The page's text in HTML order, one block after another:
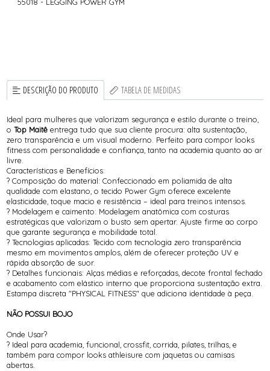
DESCRIÇÃO DO PRODUTO TABELA DE MEDIDAS
Ideal para mulheres que valorizam segurança e estilo durante o treino,
o Top Maitê entrega tudo que sua cliente procura: alta sustentação,
zero transparência e um visual moderno. Perfeito para compor looks
fitness com personalidade e confiança, tanto na academia quanto ao ar
livre.
Características e Benefícios:
? Composição do material: Confeccionado em poliamida de alta
qualidade com elastano, o tecido Power Gym oferece excelente
elasticidade, toque macio e resistência – ideal para treinos intensos.
? Modelagem e caimento: Modelagem anatômica com costuras
estratégicas que valorizam o busto sem apertar. Ajuste firme ao corpo
que garante segurança e mobilidade total.
? Tecnologias aplicadas: Tecido com tecnologia zero transparência
mesmo em movimentos amplos, além de oferecer proteção UV e
rápida absorção de suor.
? Detalhes funcionais: Alças médias e reforçadas, decote frontal fechado
e acabamento com elástico interno que proporciona sustentação extra.
Estampa discreta "PHYSICAL FITNESS" que adiciona identidade à peça.
NÃO POSSUI BOJO
Onde Usar?
? Ideal para academia, funcional, crossfit, corrida, pilates, trilhas, e
também para compor looks athleisure com jaquetas ou camisas
abertas.